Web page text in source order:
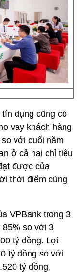
dụng cũng có
vay khách hàng
với cuối năm
ở cả hai chỉ tiêu
được của
thời điểm cùng
VPBank trong 3
85% so với 3
tỷ đồng. Lợi
tỷ đồng so với
tỷ đồng.